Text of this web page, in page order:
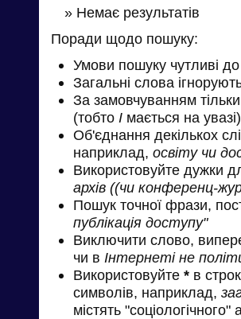
» Немає результатів
Поради щодо пошуку:
Умови пошуку чутливі до
Загальні слова
За замовчуванням
(тобто І мається на увазі)
Об'єднання декількох
наприклад, освіту чи
Використовуйте дужки
архів ((чи конференц-
Пошук точної фрази,
публікація доступу"
Виключити слово,
чи в Інтернеті не
Використовуйте * в
символів, наприклад,
містять "соціологічного"